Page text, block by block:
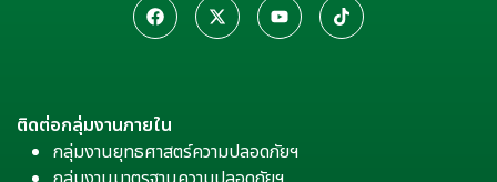
ติดต่อกลุ่มงานภายใน
กลุ่มงานยุทธศาสตร์ความปลอดภัยฯ